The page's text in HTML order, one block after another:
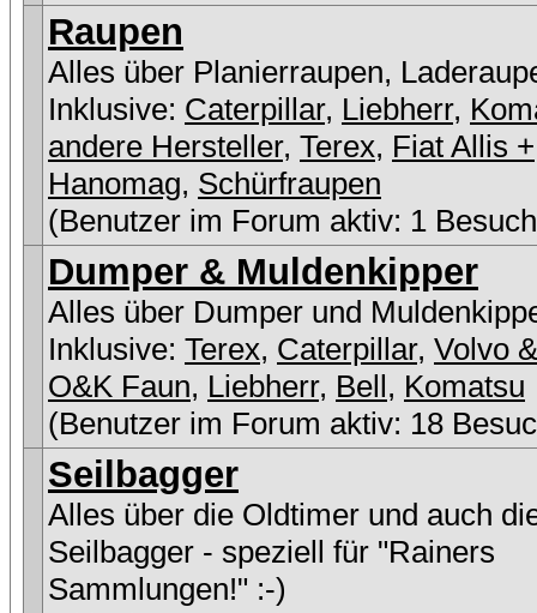
Raupen
Alles über Planierraupen,
Inklusive: Caterpillar, Liebherr,
andere Hersteller, Terex, Fiat Allis +
Hanomag, Schürfraupen
(Benutzer im Forum aktiv: 1
Dumper & Muldenkipper
Alles über Dumper und
Inklusive: Terex, Caterpillar, Volvo
O&K Faun, Liebherr, Bell, Komatsu
(Benutzer im Forum aktiv: 18
Seilbagger
Alles über die Oldtimer und auch
Seilbagger - speziell für "Rainers
Sammlungen!" :-)